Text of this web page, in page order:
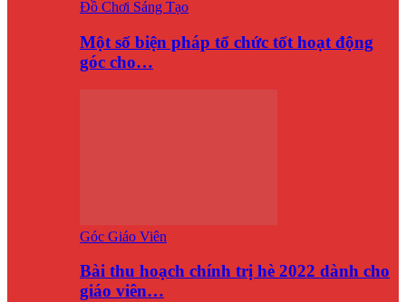
Đồ Chơi Sáng Tạo
Một số biện pháp tổ chức tốt hoạt động
góc cho…
Góc Giáo Viên
Bài thu hoạch chính trị hè 2022 dành cho
giáo viên…